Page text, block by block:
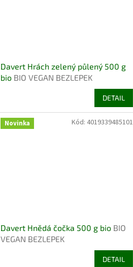
Davert Hrách zelený půlený 500 g
bio BIO VEGAN BEZLEPEK
DETAIL
Novinka
Davert Hnědá čočka 500 g bio BIO
VEGAN BEZLEPEK
DETAIL
Kód: 4019339485101